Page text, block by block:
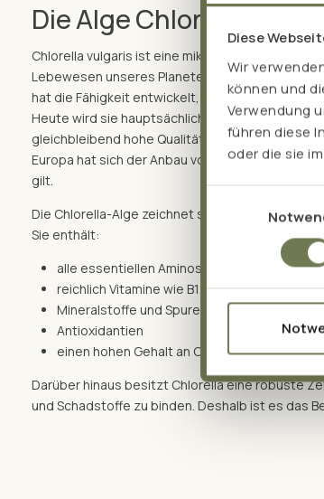
Diese
Wir
können und
Verwendung
führen diese
oder die sie
Die Alge Chlorella
Chlorella vulgaris ist eine mikroskopisch kleine
Lebewesen unseres Planeten gehört. Sie
hat die Fähigkeit entwickelt, unter
Heute wird sie hauptsächlich in kontrollierten
gleichbleibend hohe Qualität und Reinheit zu
Europa hat sich der Anbau von Chlorella
gilt.
Die Chlorella-Alge zeichnet sich durch einen
Sie enthält:
alle essentiellen Aminosäuren
reichlich Vitamine wie B12
Mineralstoffe und Spurenelemente
Antioxidantien
einen hohen Gehalt an Chlorophyll, das
Darüber hinaus besitzt Chlorella eine robuste
und Schadstoffe zu binden. Deshalb ist es das